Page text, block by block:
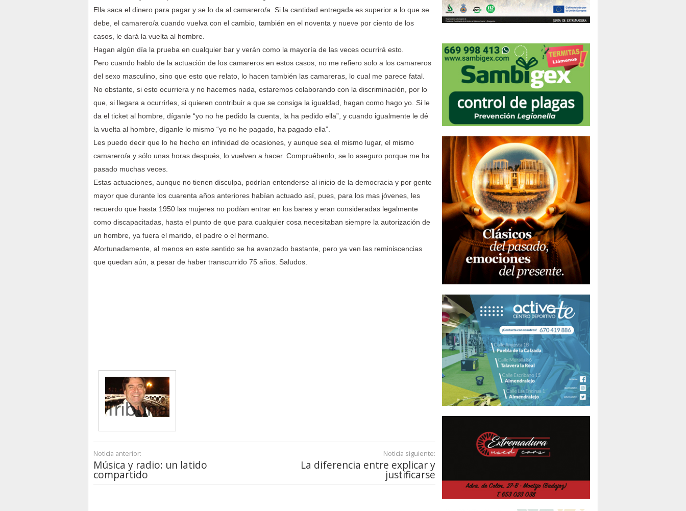
Ella saca el dinero para pagar y se lo da al camarero/a. Si la cantidad entregada es superior a lo que se
debe, el camarero/a cuando vuelva con el cambio, también en el noventa y nueve por ciento de los
casos, le dará la vuelta al hombre.
Hagan algún día la prueba en cualquier bar y verán como la mayoría de las veces ocurrirá esto.
Pero cuando hablo de la actuación de los camareros en estos casos, no me refiero solo a los camareros
del sexo masculino, sino que esto que relato, lo hacen también las camareras, lo cual me parece fatal.
No obstante, si esto ocurriera y no hacemos nada, estaremos colaborando con la discriminación, por lo
que, si llegara a ocurrirles, si quieren contribuir a que se consiga la igualdad, hagan como hago yo. Si le
da el ticket al hombre, díganle “yo no he pedido la cuenta, la ha pedido ella”, y cuando igualmente le dé
la vuelta al hombre, díganle lo mismo “yo no he pagado, ha pagado ella”.
Les puedo decir que lo he hecho en infinidad de ocasiones, y aunque sea el mismo lugar, el mismo
camarero/a y sólo unas horas después, lo vuelven a hacer. Compruébenlo, se lo aseguro porque me ha
pasado muchas veces.
Estas actuaciones, aunque no tienen disculpa, podrían entenderse al inicio de la democracia y por gente
mayor que durante los cuarenta años anteriores habían actuado así, pues, para los mas jóvenes, les
recuerdo que hasta 1950 las mujeres no podían entrar en los bares y eran consideradas legalmente
como discapacitadas, hasta el punto de que para cualquier cosa necesitaban siempre la autorización de
un hombre, ya fuera el marido, el padre o el hermano.
Afortunadamente, al menos en este sentido se ha avanzado bastante, pero ya ven las reminiscencias
que quedan aún, a pesar de haber transcurrido 75 años. Saludos.
Noticia anterior:
Música y radio: un latido
compartido
Noticia siguiente:
La diferencia entre explicar y
justificarse